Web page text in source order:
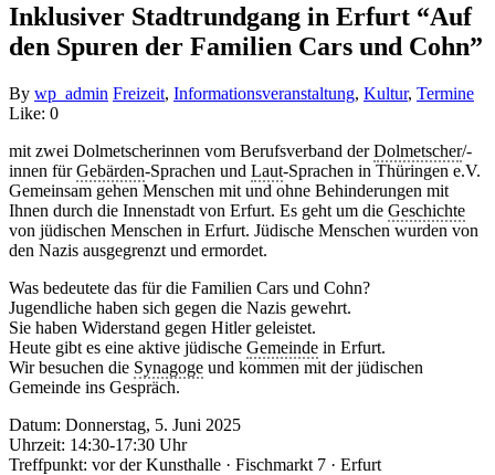
Inklusiver Stadtrundgang in Erfurt “Auf
den Spuren der Familien Cars und Cohn”
By wp_admin Freizeit, Informationsveranstaltung, Kultur, Termine
Like: 0
mit zwei Dolmetscherinnen vom Berufsverband derDolmetscher/-
innen fürGebärden-Sprachen und Laut-Sprachen in Thüringen e.V.
Gemeinsam gehen Menschen mit und ohne Behinderungen mit
Ihnen durch die Innenstadt von Erfurt. Es geht um die Geschichte
von jüdischen Menschen in Erfurt. Jüdische Menschen wurden von
den Nazis ausgegrenzt und ermordet.
Was bedeutete das für die Familien Cars und Cohn?
Jugendliche haben sich gegen die Nazis gewehrt.
Sie haben Widerstand gegen Hitler geleistet.
Heute gibt es eine aktive jüdische Gemeinde in Erfurt.
Wir besuchen die Synagoge und kommen mit der jüdischen
Gemeinde ins Gespräch.
Datum: Donnerstag, 5. Juni 2025
Uhrzeit: 14:30-17:30 Uhr
Treffpunkt: vor der Kunsthalle · Fischmarkt 7 · Erfurt